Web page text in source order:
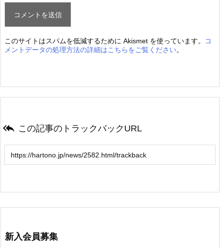
このサイトはスパムを低減するために Akismet を使っています。
コ
メントデータの処理方法の詳細はこちらをご覧ください。
 この記事のトラックバックURL
新入会員募集